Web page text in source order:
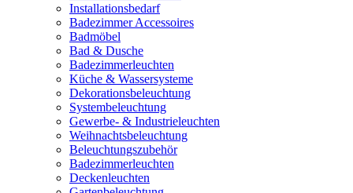
Installationsbedarf
Badezimmer Accessoires
Badmöbel
Bad & Dusche
Badezimmerleuchten
Küche & Wassersysteme
Dekorationsbeleuchtung
Systembeleuchtung
Gewerbe- & Industrieleuchten
Weihnachtsbeleuchtung
Beleuchtungszubehör
Badezimmerleuchten
Deckenleuchten